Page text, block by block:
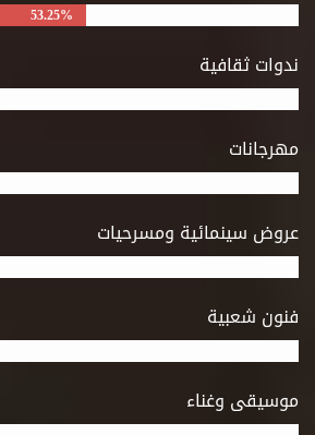
53.25%
ندوات ثقافية
مهرجانات
عروض سينمائية ومسرحيات
فنون شعبية
موسيقى وغناء